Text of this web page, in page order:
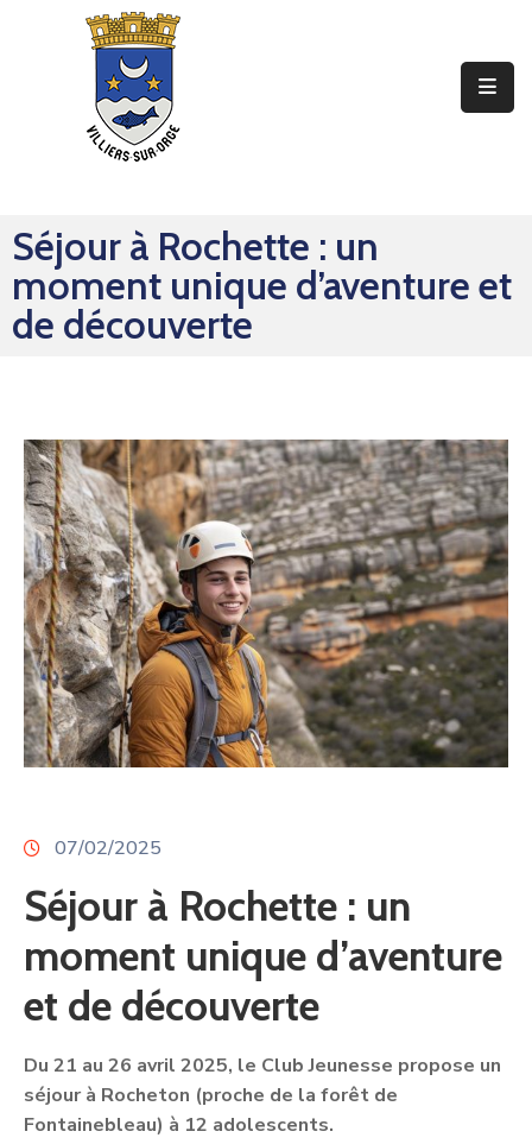
Sorties
Séjour à Rochette : un
moment unique d’aventure et
de découverte
07/02/2025
Séjour à Rochette : un
moment unique d’aventure
et de découverte
Du 21 au 26 avril 2025, le Club Jeunesse propose un
séjour à Rocheton (proche de la forêt de
Fontainebleau) à 12 adolescents.